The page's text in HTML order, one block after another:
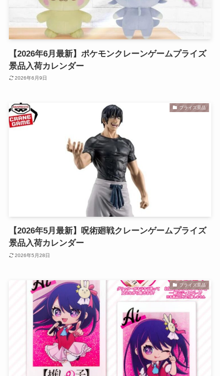
【2026年6月最新】ポケモンクレーンゲームプライズ
景品入荷カレンダー
2026年6月9日
プライズ景品
【2026年5月最新】呪術廻戦クレーンゲームプライズ
景品入荷カレンダー
2026年5月28日
プライズ景品